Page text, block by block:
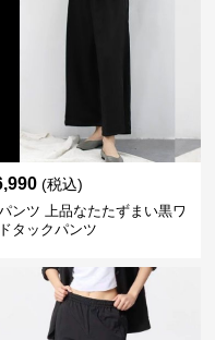
(税込)
ンツ 上品なたたずまい黒ワ
タックパンツ